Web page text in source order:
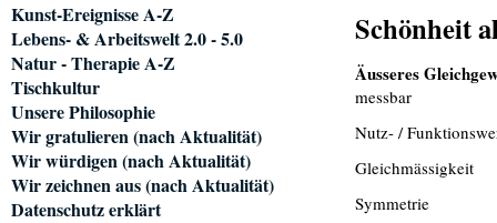
Schönheit
Äusseres
messbar
Nutz- /
Gleichmässigkeit
Symmetrie
Kunst-Ereignisse A-Z
Lebens- & Arbeitswelt 2.0 - 5.0
Natur - Therapie A-Z
Tischkultur
Unsere Philosophie
Wir gratulieren (nach Aktualität)
Wir würdigen (nach Aktualität)
Wir zeichnen aus (nach Aktualität)
Datenschutz erklärt